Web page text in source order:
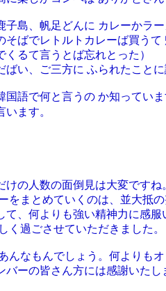
島、帆足どんに カレーかラ
そばでレトルトカレーば買う
るて言うとば忘れとった）
い、ご三方に ふられたことに
語で何と言うの か知っていま
ます。
の人数の面倒見は大変ですね
をまとめていくのは、並大抵
、何よりも強い精神力に感服
過ごさせていただきました。
んなもんでしょう。何よりも
ーの皆さん方には感謝いたし